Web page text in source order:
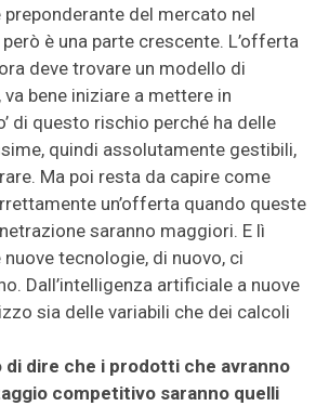
preponderante del mercato nel
è una parte crescente. L’offerta
deve trovare un modello di
bene iniziare a mettere in
di questo rischio perché ha delle
quindi assolutamente gestibili,
Ma poi resta da capire come
un’offerta quando queste
saranno maggiori. E lì
tecnologie, di nuovo, ci
Dall’intelligenza artificiale a nuove
sia delle variabili che dei calcoli
di dire che i prodotti che avranno
competitivo saranno quelli